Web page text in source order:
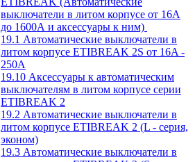
выключатели в литом корпусе от 16А
до 1600А и аксессуары к ним)
19.1 Автоматические выключатели в
литом корпусе ETIBREAK 2S от 16A -
250A
19.10 Аксессуары к автоматическим
выключателям в литом корпусе серии
ETIBREAK 2
19.2 Автоматические выключатели в
литом корпусе ETIBREAK 2 (L - серия,
эконом)
19.3 Автоматические выключатели в